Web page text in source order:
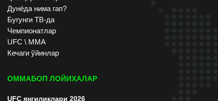
Дунёда нима гап?
Бугунги ТВ-да
Чемпионатлар
UFC \ ММА
Кечаги ўйинлар
ОММАБОП ЛОЙИХАЛАР
UFC янгиликлари 2026